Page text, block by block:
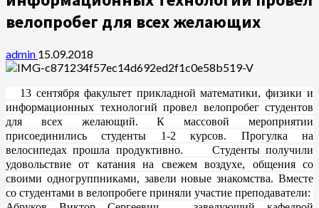
велопробег для всех желающих
admin 15.09.2018
13 сентября факультет прикладной математики, физики и
информационных технологий провел велопробег студентов
для всех желающий. К массовой мероприятии
присоединились студенты 1-2 курсов. Прогулка на
велосипедах прошла продуктивно. Студенты получили
удовольствие от катания на свежем воздухе, общения со
своими одногруппниками, завели новые знакомства. Вместе
со студентами в велопробеге приняли участие преподаватели: